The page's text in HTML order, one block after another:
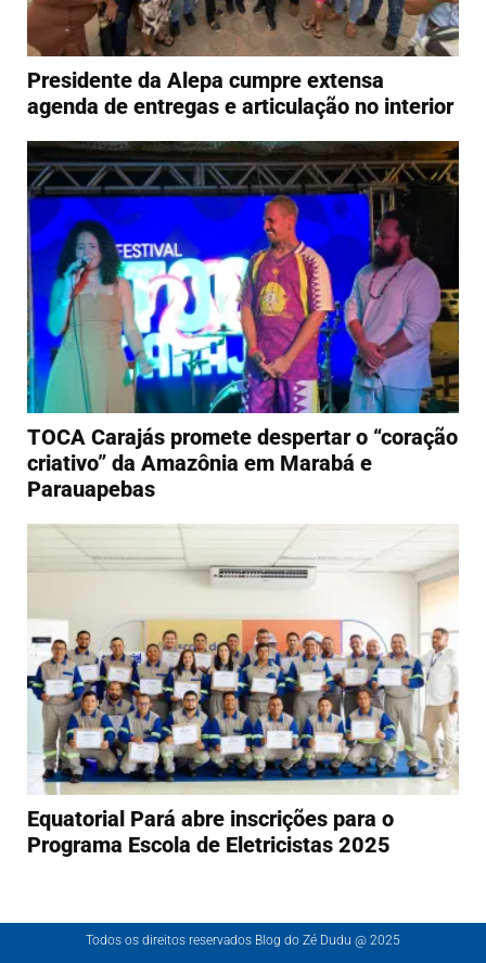
Presidente da Alepa cumpre extensa
agenda de entregas e articulação no interior
TOCA Carajás promete despertar o “coração
criativo” da Amazônia em Marabá e
Parauapebas
Equatorial Pará abre inscrições para o
Programa Escola de Eletricistas 2025
Todos os direitos reservados Blog do Zé Dudu @ 2025